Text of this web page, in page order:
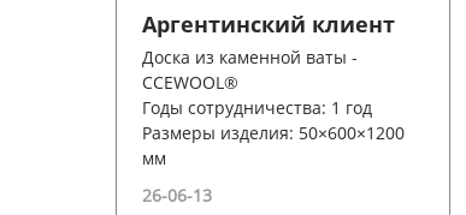
Аргентинский клиент
Доска из каменной ваты -
CCEWOOL®
Годы сотрудничества: 1 год
Размеры изделия: 50×600×1200
мм
26-06-13